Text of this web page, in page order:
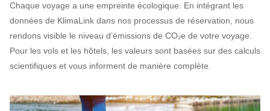
Chaque voyage a une empreinte écologique. En intégrant les
données de KlimaLink dans nos processus de réservation, nous
rendons visible le niveau d’émissions de CO₂e de votre voyage.
Pour les vols et les hôtels, les valeurs sont basées sur des calculs
scientifiques et vous informent de manière complète.